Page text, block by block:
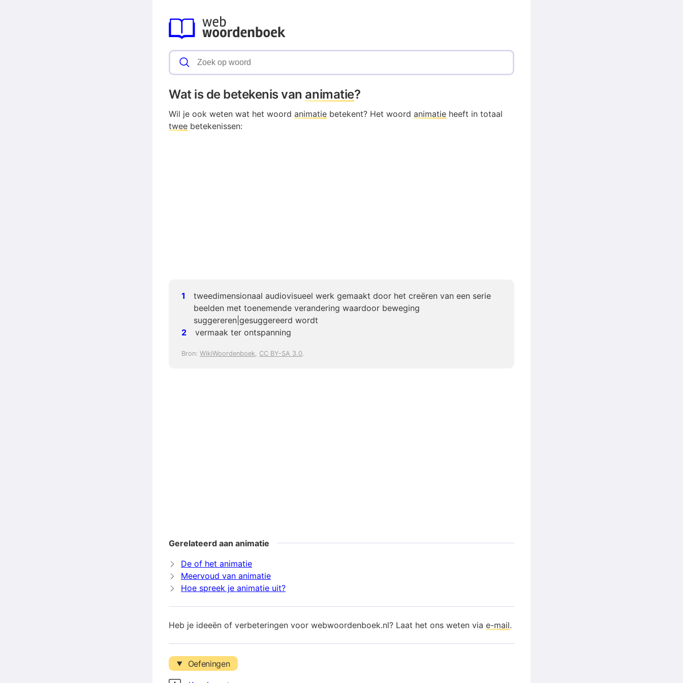
Wat is de betekenis van animatie?
Wil je ook weten wat het woord animatie betekent? Het woord animatie heeft in totaal
twee betekenissen:
tweedimensionaal audiovisueel werk gemaakt door het creëren van een serie
beelden met toenemende verandering waardoor beweging
suggereren|gesuggereerd wordt
vermaak ter ontspanning
Bron: WikiWoordenboek, CC BY-SA 3.0.
Gerelateerd aan animatie
De of het animatie
Meervoud van animatie
Hoe spreek je animatie uit?
Heb je ideeën of verbeteringen voor webwoordenboek.nl? Laat het ons weten via e-mail.
Oefeningen